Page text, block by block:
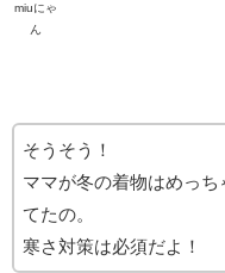
miuにゃ
ん
そうそう！
ママが冬の着物はめっ
てたの。
寒さ対策は必須だよ！